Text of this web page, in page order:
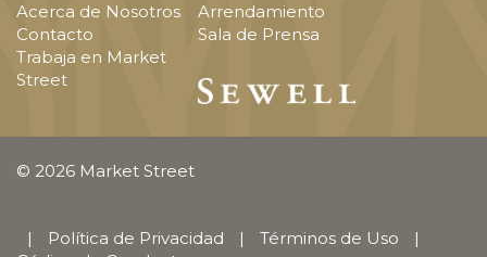
Acerca de Nosotros
Contacto
Trabaja en Market
Street
Arrendamiento
Sala de Prensa
© 2026 Market Street
| Política de Privacidad | Términos de Uso
|